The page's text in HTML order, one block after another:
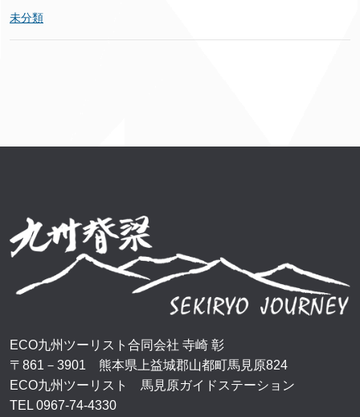
未分類
ECO九州ツーリスト合同会社 寺崎 彰
〒861－3901 熊本県上益城郡山都町馬見原824
ECO九州ツーリスト 馬見原ガイドステーション
TEL 0967-74-4330